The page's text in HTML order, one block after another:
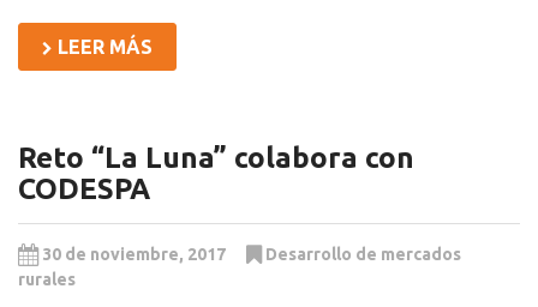
LEER MÁS
Reto “La Luna” colabora con
CODESPA
30 de noviembre, 2017
Desarrollo de mercados
rurales